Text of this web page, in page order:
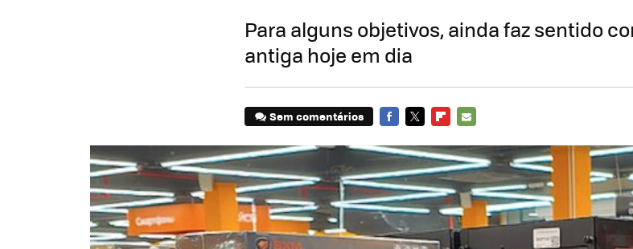
Para alguns objetivos, ainda faz sentido
antiga hoje em dia
Sem comentários
MAIL